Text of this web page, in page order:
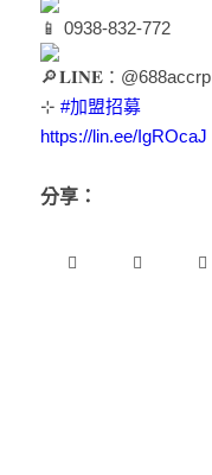
0938-832-772
𝐋𝐈𝐍𝐄：@688accrp
⊹ #加盟招募
https://lin.ee/IgROcaJ
分享：